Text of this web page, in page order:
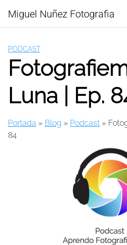
content
Miguel Nuñez Fotografia
PODCAST
Luna | Ep.
Portada » Blog » Podcast »
84